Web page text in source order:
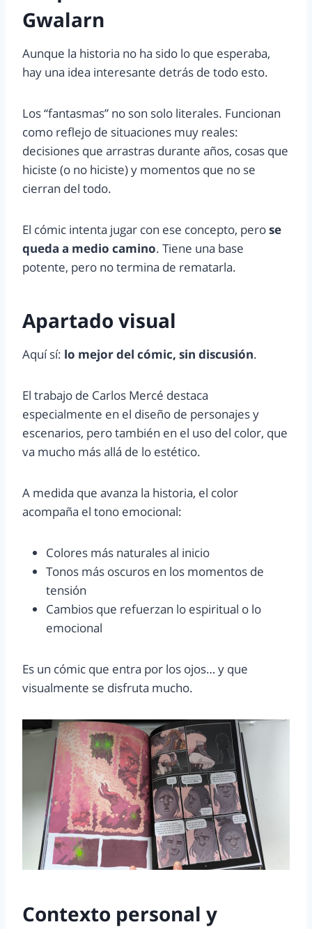
Gwalarn
Aunque la historia no ha sido lo que esperaba,
hay una idea interesante detrás de todo esto.
Los “fantasmas” no son solo literales. Funcionan
como reflejo de situaciones muy reales:
decisiones que arrastras durante años, cosas que
hiciste (o no hiciste) y momentos que no se
cierran del todo.
El cómic intenta jugar con ese concepto, perose
queda a medio camino. Tiene una base
potente, pero no termina de rematarla.
Apartado visual
Aquí sí: lo mejor del cómic, sin discusión.
El trabajo de Carlos Mercé destaca
especialmente en el diseño de personajes y
escenarios, pero también en el uso del color, que
va mucho más allá de lo estético.
A medida que avanza la historia, el color
acompaña el tono emocional:
Colores más naturales al inicio
Tonos más oscuros en los momentos de
tensión
Cambios que refuerzan lo espiritual o lo
emocional
Es un cómic que entra por los ojos… y que
visualmente se disfruta mucho.
Contexto personal y